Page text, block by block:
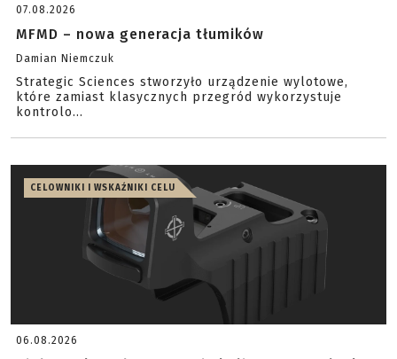
07.08.2026
MFMD – nowa generacja tłumików
Damian Niemczuk
Strategic Sciences stworzyło urządzenie wylotowe,
które zamiast klasycznych przegród wykorzystuje
kontrolo...
CELOWNIKI I WSKAŹNIKI CELU
06.08.2026